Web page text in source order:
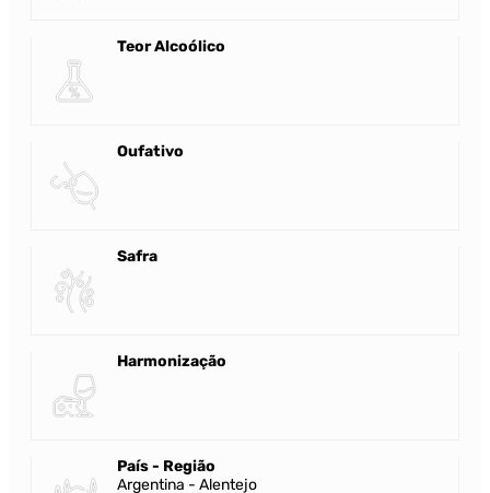
Teor Alcoólico
Oufativo
Safra
Harmonização
País - Região
Argentina - Alentejo